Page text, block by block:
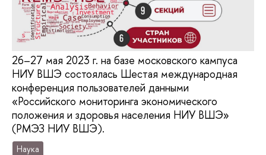
26–27 мая 2023 г. на базе московского кампуса
НИУ ВШЭ состоялась Шестая международная
конференция пользователей данными
«Российского мониторинга экономического
положения и здоровья населения НИУ ВШЭ»
(РМЭЗ НИУ ВШЭ).
Наука